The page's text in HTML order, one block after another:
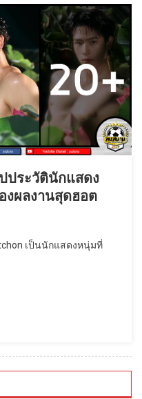
ประวัตินักแสดง
งผลงานสุดฮอต
เป็นนักแสดงหนุ่มที่